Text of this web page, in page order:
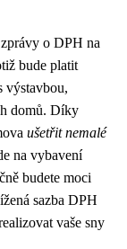
o DPH na
bude platit
výstavbou,
domů. Díky
ušetřit nemalé
na vybavení
budete moci
sazba DPH
vaše sny